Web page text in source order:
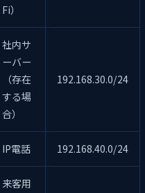
Fi）
社内サ
ーバー
（存在
する場
合）
192.168.30.0/24
IP電話 192.168.40.0/24
来客用